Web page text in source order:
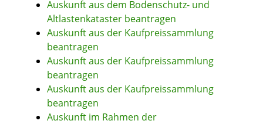
Auskunft aus dem Bodenschutz- und
Altlastenkataster beantragen
Auskunft aus der Kaufpreissammlung
beantragen
Auskunft aus der Kaufpreissammlung
beantragen
Auskunft aus der Kaufpreissammlung
beantragen
Auskunft im Rahmen der